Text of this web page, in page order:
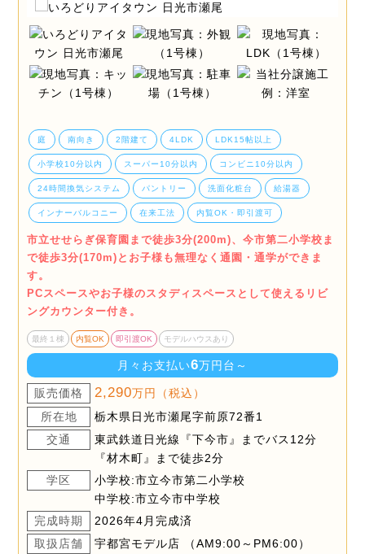
庭 南向き 2階建て 4LDK LDK15帖以上
小学校10分以内 スーパー10分以内 コンビニ10分以内
24時間換気システム パントリー 洗面化粧台 給湯器
インナーバルコニー 在来工法 内覧OK・即引渡可
市立せせらぎ保育園まで徒歩3分(200m)、今市第二小学校ま
で徒歩3分(170m)とお子様も無理なく通園・通学ができま
す。
PCスペースやお子様のスタディスペースとして使えるリビ
ングカウンター付き。
最終１棟 内覧OK 即引渡OK モデルハウスあり
月々お支払い6万円台～
販売価格 2,290万円（税込）
所在地
栃木県日光市瀬尾字前原72番1
交通
東武鉄道日光線『下今市』までバス12分
『材木町』まで徒歩2分
学区
小学校:市立今市第二小学校
中学校:市立今市中学校
完成時期
2026年4月完成済
取扱店舗
宇都宮モデル店 （AM9:00～PM6:00）